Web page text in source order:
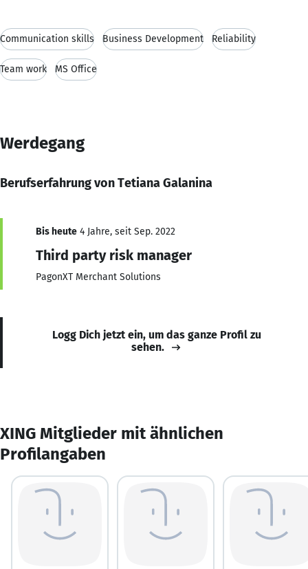
Communication skills Business Development Reliability
Team work MS Office
Werdegang
Berufserfahrung von Tetiana Galanina
Bis heute 4 Jahre, seit Sep. 2022
Third party risk manager
PagonXT Merchant Solutions
Logg Dich jetzt ein, um das ganze Profil zu
sehen.
XING Mitglieder mit ähnlichen
Profilangaben